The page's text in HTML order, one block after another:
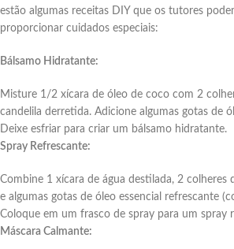
estão algumas receitas DIY que os tutores
proporcionar cuidados especiais:
Bálsamo Hidratante:
Misture 1/2 xícara de óleo de coco com 2
candelila derretida. Adicione algumas gotas de
Deixe esfriar para criar um bálsamo hidratante.
Spray Refrescante:
Combine 1 xícara de água destilada, 2 colheres
e algumas gotas de óleo essencial refrescante
Coloque em um frasco de spray para um spray
Máscara Calmante: